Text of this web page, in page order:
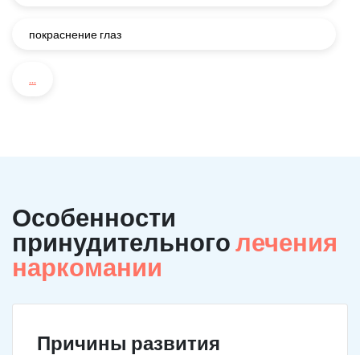
покраснение глаз
...
Особенности
принудительноголечения
наркомании
Причины развития